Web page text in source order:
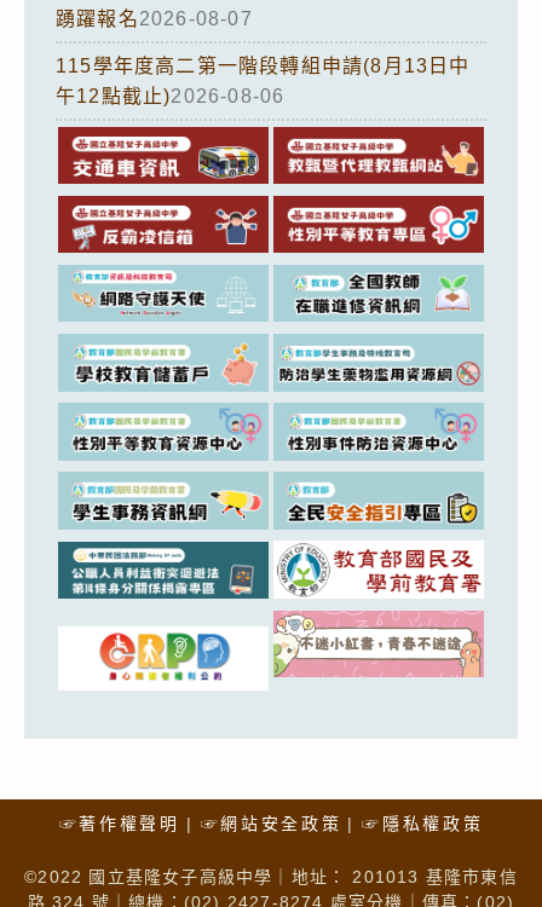
踴躍報名2026-08-07
115學年度高二第一階段轉組申請(8月13日中
午12點截止)2026-08-06
☞著作權聲明 ☞網站安全政策 ☞隱私權政策
©2022 國立基隆女子高級中學｜地址： 201013 基隆市東信
路 324 號｜總機：(02) 2427-8274 處室分機｜傳真：(02)